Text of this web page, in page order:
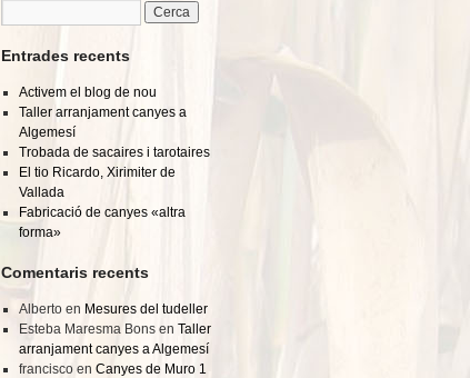
Entrades recents
Activem el blog de nou
Taller arranjament canyes a
Algemesí
Trobada de sacaires i tarotaires
El tio Ricardo, Xirimiter de
Vallada
Fabricació de canyes «altra
forma»
Comentaris recents
Albertoen Mesures del tudeller
Esteba Maresma Bonsen Taller
arranjament canyes a Algemesí
franciscoen Canyes de Muro 1